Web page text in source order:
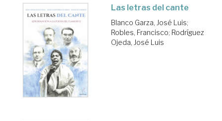
Las letras del cante
Blanco Garza, José Luis;
Robles, Francisco; Rodríguez
Ojeda, José Luis